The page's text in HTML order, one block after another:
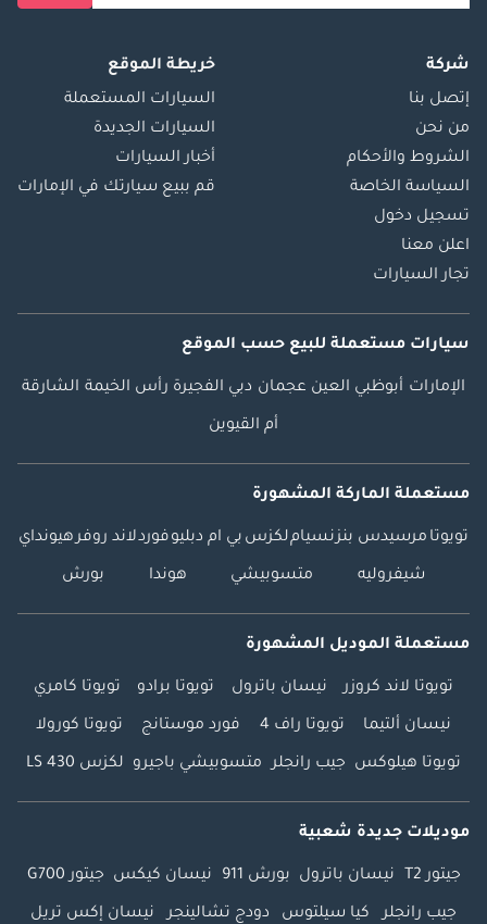
شركة
إتصل بنا
من نحن
الشروط والأحكام
السياسة الخاصة
تسجيل دخول
اعلن معنا
تجار السيارات
خريطة الموقع
السيارات المستعملة
السيارات الجديدة
أخبار السيارات
قم ببيع سيارتك في الإمارات
سيارات مستعملة للبيع حسب الموقع
الإمارات أبوظبي العين عجمان دبي الفجيرة رأس الخيمة الشارقة
أم القيوين
مستعملة الماركة المشهورة
تويوتا مرسيدس بنزنسياملكزس بي ام دبليوفوردلاند روفرهيونداي
شيفروليه متسوبيشي هوندا بورش
مستعملة الموديل المشهورة
تويوتا لاند كروزر نيسان باترول تويوتا برادو تويوتا كامري
نيسان ألتيما تويوتا راف 4 فورد موستانج تويوتا كورولا
تويوتا هيلوكس جيب رانجلر متسوبيشي باجيرو لكزس LS 430
موديلات جديدة شعبية
جيتور T2 نيسان باترول بورش 911 نيسان كيكس جيتور G700
جيب رانجلر كيا سيلتوس دودج تشالينجر نيسان إكس تريل